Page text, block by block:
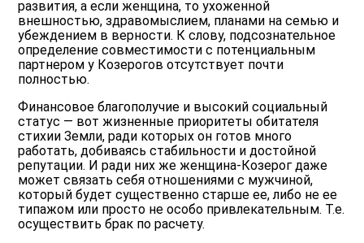
развития, а если женщина, то ухоженной
внешностью, здравомыслием, планами на семью и
убеждением в верности. К слову, подсознательное
определение совместимости с потенциальным
партнером у Козерогов отсутствует почти
полностью.
Финансовое благополучие и высокий социальный
статус — вот жизненные приоритеты обитателя
стихии Земли, ради которых он готов много
работать, добиваясь стабильности и достойной
репутации. И ради них же женщина-Козерог даже
может связать себя отношениями с мужчиной,
который будет существенно старше ее, либо не ее
типажом или просто не особо привлекательным. Т.е.
осуществить брак по расчету.